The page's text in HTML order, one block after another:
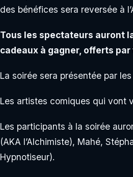
des bénéfices sera reversée à
Tous les spectateurs auront
cadeaux à gagner, offerts
La soirée sera présentée par
Les artistes comiques qui vont
Les participants à la soirée
(AKA l’Alchimiste), Mahé,
Hypnotiseur).